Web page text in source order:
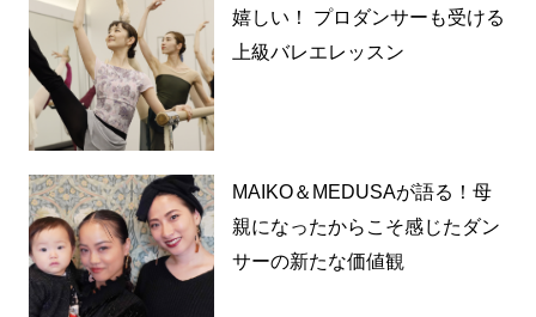
嬉しい！ プロダンサーも受ける
上級バレエレッスン
MAIKO＆MEDUSAが語る！母
親になったからこそ感じたダン
サーの新たな価値観